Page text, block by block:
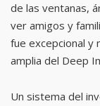
de las ventanas,
ver amigos y
fue excepcional y
amplia del Deep
Un sistema del